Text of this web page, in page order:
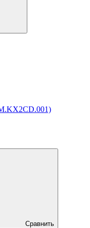
Сравнить